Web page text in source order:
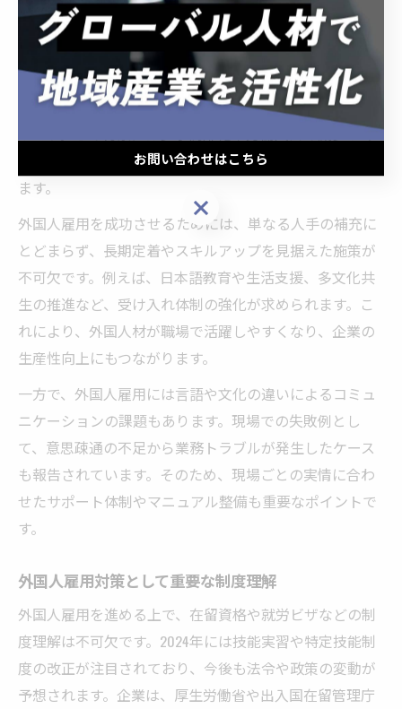
日本の産業現場では人手不足が深刻化しており、外国人
雇用の活用が企業経営の重要課題となっています。特に
建設や製造、介護など多様な業種で外国人労働者数が増
加傾向にあり、厚生労働省のデータでもその推移が明ら
かです。この背景には少子高齢化や労働人口の減少があ
り、国内人材だけでは事業維持が困難な状況が続いてい
ます。
外国人雇用を成功させるためには、単なる人手の補充に
とどまらず、長期定着やスキルアップを見据えた施策が
不可欠です。例えば、日本語教育や生活支援、多文化共
生の推進など、受け入れ体制の強化が求められます。こ
れにより、外国人材が職場で活躍しやすくなり、企業の
生産性向上にもつながります。
一方で、外国人雇用には言語や文化の違いによるコミュ
ニケーションの課題もあります。現場での失敗例とし
て、意思疎通の不足から業務トラブルが発生したケース
も報告されています。そのため、現場ごとの実情に合わ
せたサポート体制やマニュアル整備も重要なポイントで
す。
外国人雇用対策として重要な制度理解
外国人雇用を進める上で、在留資格や就労ビザなどの制
度理解は不可欠です。2024年には技能実習や特定技能制
度の改正が注目されており、今後も法令や政策の変動が
予想されます。企業は、厚生労働省や出入国在留管理庁
お問い合わせはこちら
お問い合わせはこちら